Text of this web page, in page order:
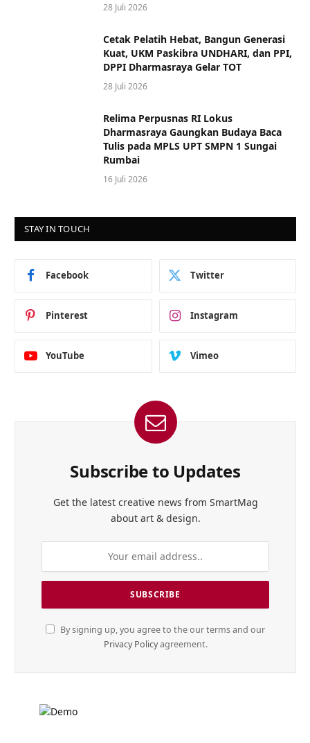
28 Juli 2026
Cetak Pelatih Hebat, Bangun Generasi
Kuat, UKM Paskibra UNDHARI, dan PPI,
DPPI Dharmasraya Gelar TOT
28 Juli 2026
Relima Perpusnas RI Lokus
Dharmasraya Gaungkan Budaya Baca
Tulis pada MPLS UPT SMPN 1 Sungai
Rumbai
16 Juli 2026
STAY IN TOUCH
Facebook Twitter
Pinterest Instagram
YouTube Vimeo
Subscribe to Updates
Get the latest creative news from SmartMag
about art & design.
By signing up, you agree to the our terms and our
Privacy Policyagreement.